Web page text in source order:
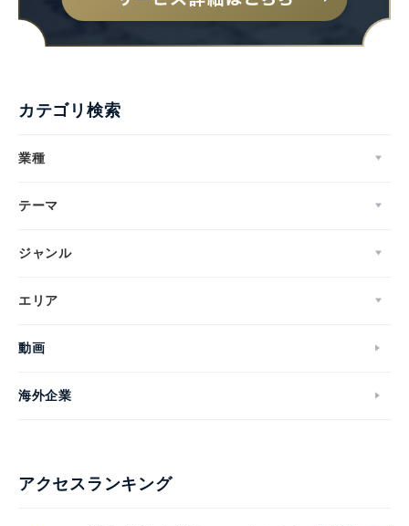
カテゴリ検索
業種
テーマ
ジャンル
エリア
動画
海外企業
アクセスランキング